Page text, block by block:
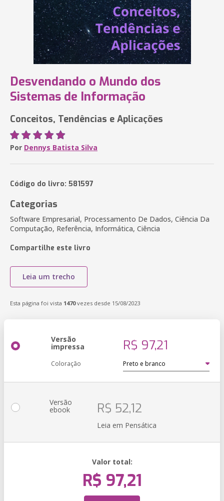
Desvendando o Mundo dos
Sistemas de Informação
Conceitos, Tendências e Aplicações
Por Dennys Batista Silva
Código do livro: 581597
Categorias
Software Empresarial, Processamento De Dados, Ciência Da
Computação, Referência, Informática, Ciência
Compartilhe este livro
Leia um trecho
Esta página foi vista 1470vezes desde 15/08/2023
Versão
impressa R$ 97,21
Coloração
Versão
ebook R$ 52,12
Leia em Pensática
Valor total:
R$ 97,21